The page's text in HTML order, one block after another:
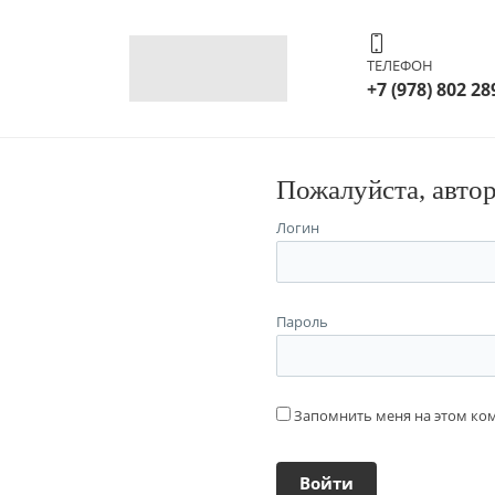
ТЕЛЕФОН
+7 (978) 802
Пожалуйста,
Логин
Пароль
Запомнить меня на этом